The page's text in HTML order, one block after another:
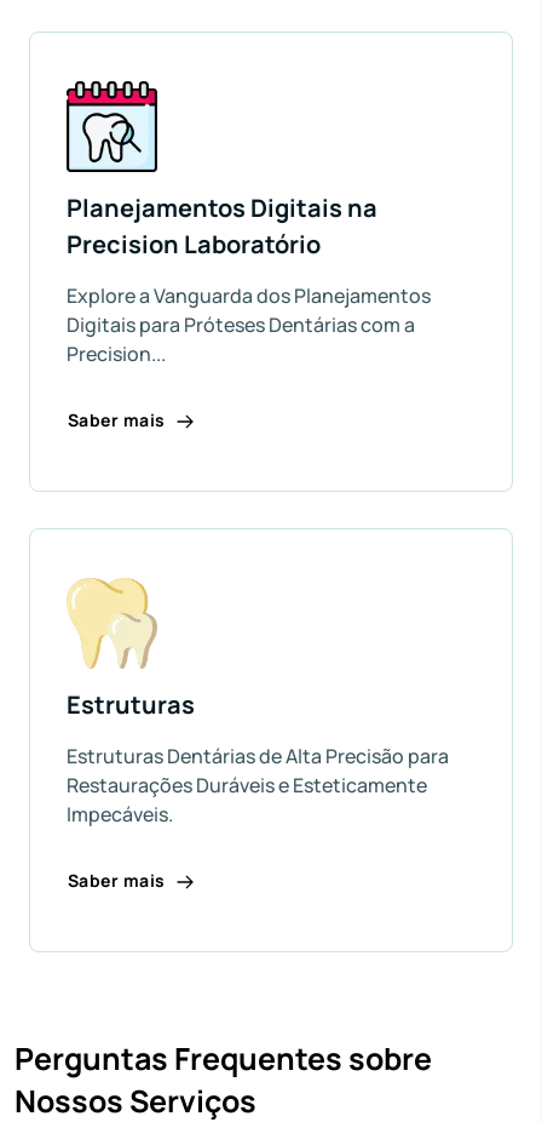
Planejamentos Digitais na
Precision Laboratório
Explore a Vanguarda dos Planejamentos
Digitais para Próteses Dentárias com a
Precision...
Saber mais
Estruturas
Estruturas Dentárias de Alta Precisão para
Restaurações Duráveis e Esteticamente
Impecáveis.
Saber mais
Perguntas Frequentes sobre
Nossos Serviços